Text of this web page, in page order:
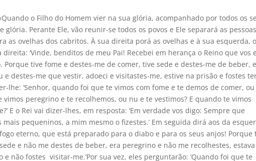
o Filho do Homem vier na sua glória, acompanhado por todos os
Perante Ele, vão reunir-se todos os povos e Ele separará as
as ovelhas dos cabritos. À sua direita porá as ovelhas e à sua esquerda,
‘Vinde, benditos de meu Pai! Recebei em herança o Reino que vos
tive fome e destes-me de comer, tive sede e destes-me de beber,
e destes-me que vestir, adoeci e visitastes-me, estive na prisão e fostes
lhe: ‘Senhor, quando foi que te vimos com fome e te demos de comer,
peregrino e te recolhemos, ou nu e te vestimos? E quando te vimos
E o Rei vai dizer-lhes, em resposta: ‘Em verdade vos digo: Sempre que
pequeninos, a mim mesmo o fizestes.’ Em seguida dirá aos da
eterno, que está preparado para o diabo e para os seus anjos! Porque
e não me destes de beber, era peregrino e não me recolhestes,
não fostes visitar-me.’Por sua vez, eles perguntarão: ‘Quando foi que te